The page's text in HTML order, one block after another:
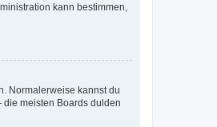
kann bestimmen,
Normalerweise kannst du
meisten Boards dulden